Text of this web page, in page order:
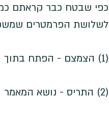
כפי שבטח כבר קראתם
לשלושת הפרמטרים
(1) הצמצם - הפתח בתוך העדשה דרכו העובר אור מהמציאות לתוך המצלמה
(2) התריס - נושא המאמר הזה